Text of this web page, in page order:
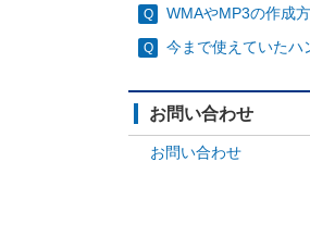
WMAやMP3の作成
今まで使えていたハ
お問い合わせ
お問い合わせ